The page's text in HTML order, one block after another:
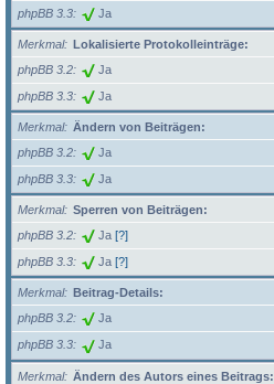
phpBB 3.3 Ja
Merkmal
Lokalisierte Protokolleinträge:
phpBB 3.2
Ja
phpBB 3.3 Ja
Merkmal
Ändern von Beiträgen:
phpBB 3.2
Ja
phpBB 3.3 Ja
Merkmal
Sperren von Beiträgen:
phpBB 3.2
Ja [?]
phpBB 3.3 Ja [?]
Merkmal
Beitrag-Details:
phpBB 3.2
Ja
phpBB 3.3 Ja
Merkmal
Ändern des Autors eines Beitrags: